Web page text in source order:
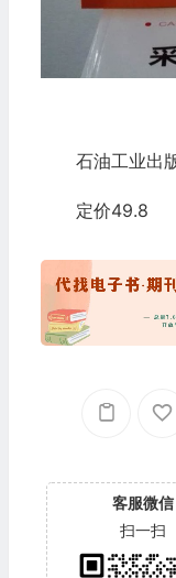
石油工业出
定价49.8
客服微信
扫一扫